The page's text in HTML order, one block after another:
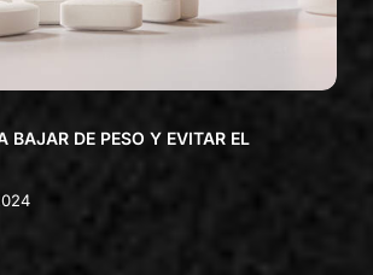
BAJAR DE PESO Y EVITAR EL